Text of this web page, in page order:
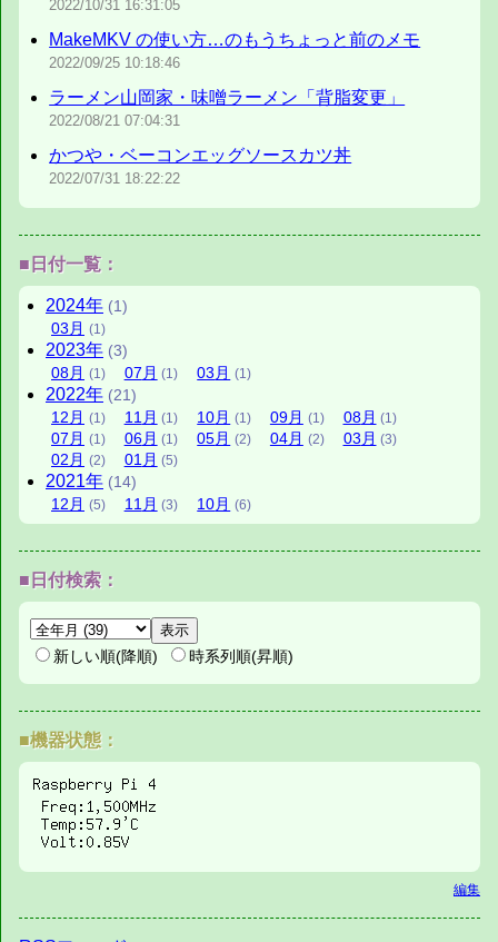
2022/10/31 16:31:05
MakeMKV の使い方…のもうちょっと前のメモ
2022/09/25 10:18:46
ラーメン山岡家・味噌ラーメン「背脂変更」
2022/08/21 07:04:31
かつや・ベーコンエッグソースカツ丼
2022/07/31 18:22:22
■日付一覧：
2024年 (1)
03 月 (1)
2023年 (3)
08月 (1) 07 月 (1) 03 月 (1)
2022年 (21)
12 月 (1) 11 月 (1) 10月 (1) 09月 (1) 08月 (1)
07 月 (1) 06月 (1) 05月 (2) 04月 (2) 03 月 (3)
02 月 (2) 01 月 (5)
2021年 (14)
12 月 (5) 11 月 (3) 10月 (6)
■日付検索：
新しい順(降順) 時系列順(昇順)
■機器状態：
編集